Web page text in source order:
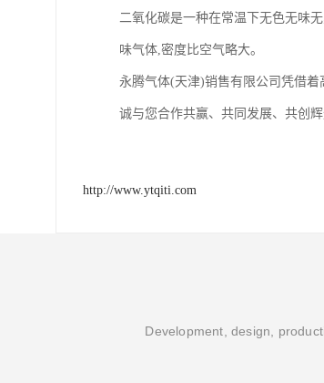
二氧化碳是一种在常温下无色无味
味气体,密度比空气略大。
永腾气体(天津)销售有限公司凭借
诚与您合作共赢、共同发展、共创辉
http://www.ytqiti.com
Development, design,